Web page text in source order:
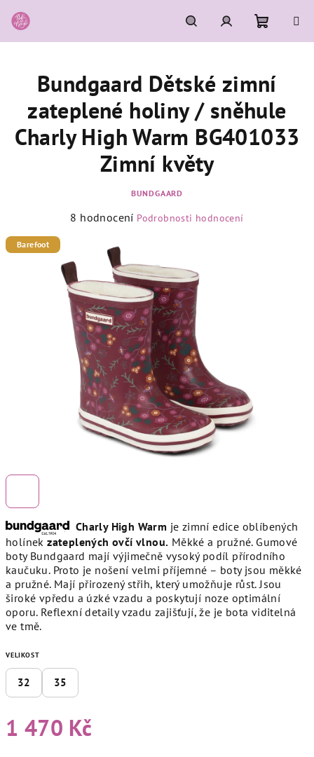
na
obsah
HledatPřihlášeníNákupní
košík
Charly High Warm je zimní edice oblíbených
holínekzateplených ovčí vlnou. Měkké a pružné. Gumové
boty Bundgaard mají výjimečně vysoký podíl přírodního
kaučuku. Proto je nošení velmi příjemné – boty jsou měkké
a pružné. Mají přirozený střih, který umožňuje růst. Jsou
široké vpředu a úzké vzadu a poskytují noze optimální
oporu. Reflexní detaily vzadu zajišťují, že je bota viditelná
ve tmě.
VELIKOST
32 35
1 470 Kč
Bundgaard Dětské zimní
zateplené holiny / sněhule
Charly High Warm BG401033
Zimní květy
BUNDGAARD
Průměrné
produktu
je
4,9
z
5
hvězdiček.
8 hodnocení Podrobnosti hodnocení
Barefoot